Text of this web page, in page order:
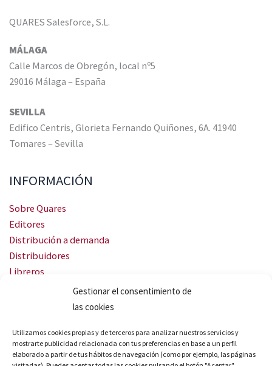
Gestionar el consentimiento de
las cookies
Utilizamos cookies propias y de terceros para analizar nuestros servicios y
mostrarte publicidad relacionada con tus preferencias en base a un perfil
elaborado a partir de tus hábitos de navegación (como por ejemplo, las páginas
QUARES Salesforce, S.L.
MÁLAGA
Calle Marcos de Obregón, local nº5
29016 Málaga – España
SEVILLA
Edifico Centris, Glorieta Fernando Quiñones, 6A. 41940
Tomares – Sevilla
INFORMACIÓN
Sobre Quares
Editores
Distribución a demanda
Distribuidores
Libreros
Servicio Landingweb
Crea tu audiobook